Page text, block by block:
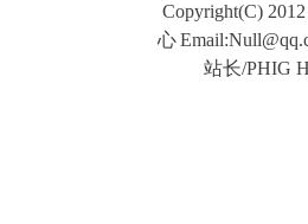
Copyright(C)
心
站长/PHIG